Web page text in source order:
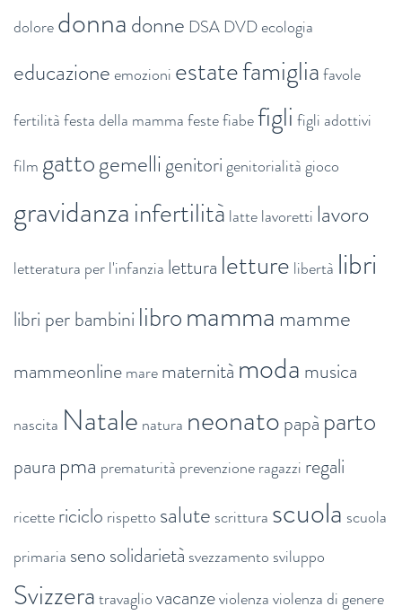
doloredonnadonne DSA DVDecologia
educazioneemozioni estatefamigliafavole
fertilitàfesta della mammafestefiabefigli figli adottivi
film gattogemelligenitorigenitorialitàgioco
gravidanzainfertilità lattelavoretti lavoro
letteratura per l'infanzia lettura letture libertà libri
libri per bambini libromamma mamme
mammeonlinemarematernità moda musica
nascita Natale natura neonatopapà parto
paura pma prematurità prevenzioneragazzi regali
ricettericiclo rispetto salute scrittura scuola scuola
primaria senosolidarietà svezzamento sviluppo
Svizzeratravagliovacanzeviolenzaviolenza di genere